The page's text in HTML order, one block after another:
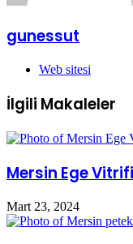
gunessut
Web sitesi
İlgili Makaleler
Mersin Ege
Mart 23, 2024